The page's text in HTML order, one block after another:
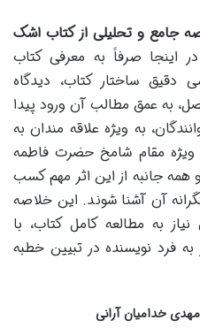
جامع و تحلیلی از کتاب اشک
اینجا صرفاً به معرفی کتاب
دقیق ساختار کتاب، دیدگاه
به عمق مطالب آن ورود پیدا
به ویژه علاقه مندان به
ویژه مقام شامخ حضرت فاطمه
جانبه از این اثر مهم کسب
آن آشنا شوند. این خلاصه
به مطالعه کامل کتاب، با
فرد نویسنده در تبیین خطبه
خدامیان آرانی